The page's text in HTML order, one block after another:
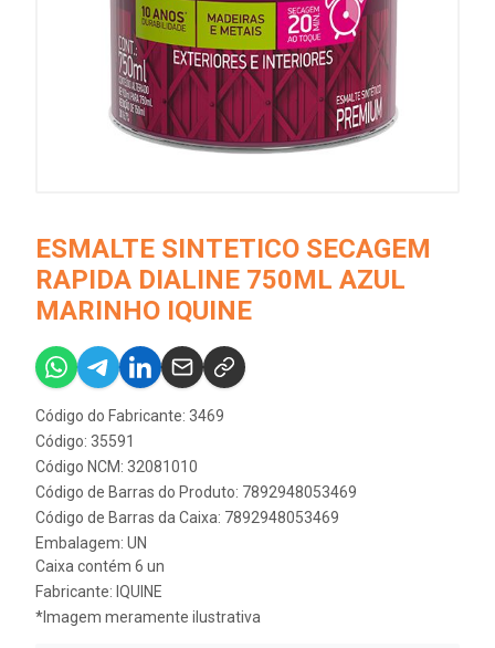
ESMALTE SINTETICO SECAGEM
RAPIDA DIALINE 750ML AZUL
MARINHO IQUINE
Código do Fabricante: 3469
Código: 35591
Código NCM: 32081010
Código de Barras do Produto: 7892948053469
Código de Barras da Caixa: 7892948053469
Embalagem: UN
Caixa contém 6 un
Fabricante: IQUINE
*Imagem meramente ilustrativa